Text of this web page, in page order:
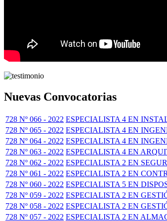
Nuevas Convocatorias
728 Nº 066 - 2022 ESPECIALISTA 4 EN
728 Nº 065 - 2022 ESPECIALISTA 4 EN
728 Nº 064 - 2022 ESPECIALISTA 4 EN
728 Nº 063 - 2022 ESPECIALISTA 4 EN
728 Nº 062 - 2022 ESPECIALISTA 2 EN
728 Nº 061 - 2022 ESPECIALISTA 2 EN
728 Nº 060 - 2022 ESPECIALISTA 5 EN
728 Nº 059 - 2022 ESPECIALISTA 2 EN
728 Nº 058 - 2022 ESPECIALISTA 2 EN
728 Nº 057 - 2022 ESPECIALISTA 2 EN